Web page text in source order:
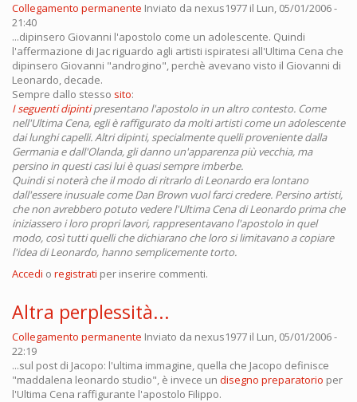
Collegamento permanente Inviato da nexus1977 il Lun, 05/01/2006 -
21:40
...dipinsero Giovanni l'apostolo come un adolescente. Quindi
l'affermazione di Jac riguardo agli artisti ispiratesi all'Ultima Cena che
dipinsero Giovanni "androgino", perchè avevano visto il Giovanni di
Leonardo, decade.
Sempre dallo stesso sito:
I seguenti dipintipresentano l'apostolo in un altro contesto. Come
nell'Ultima Cena, egli è raffigurato da molti artisti come un adolescente
dai lunghi capelli. Altri dipinti, specialmente quelli proveniente dalla
Germania e dall'Olanda, gli danno un'apparenza più vecchia, ma
persino in questi casi lui è quasi sempre imberbe.
Quindi si noterà che il modo di ritrarlo di Leonardo era lontano
dall'essere inusuale come Dan Brown vuol farci credere. Persino artisti,
che non avrebbero potuto vedere l'Ultima Cena di Leonardo prima che
iniziassero i loro propri lavori, rappresentavano l'apostolo in quel
modo, così tutti quelli che dichiarano che loro si limitavano a copiare
l'idea di Leonardo, hanno semplicemente torto.
Accedi o registrati per inserire commenti.
Altra perplessità...
Collegamento permanente Inviato da nexus1977 il Lun, 05/01/2006 -
22:19
...sul post di Jacopo: l'ultima immagine, quella che Jacopo definisce
"maddalena leonardo studio", è invece un disegno preparatorio per
l'Ultima Cena raffigurante l'apostolo Filippo.